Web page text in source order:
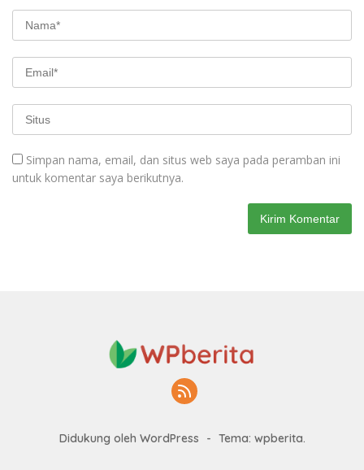
Simpan nama, email, dan situs web saya pada peramban ini
untuk komentar saya berikutnya.
Didukung oleh WordPress - Tema: wpberita.